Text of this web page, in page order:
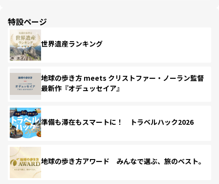
特設ページ
世界遺産ランキング
地球の歩き方 meets クリストファー・ノーラン監督
最新作『オデュッセイア』
準備も滞在もスマートに！ トラベルハック2026
地球の歩き方アワード みんなで選ぶ、旅のベスト。